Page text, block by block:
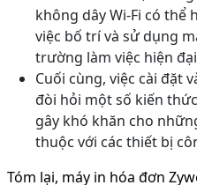
không dây Wi-Fi có thể
việc bố trí và sử dụng
trường làm việc hiện
Cuối cùng, việc cài đặt
đòi hỏi một số kiến
gây khó khăn cho
thuộc với các thiết bị
Tóm lại, máy in hóa đơn